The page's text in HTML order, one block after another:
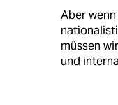
Aber
müssen
und